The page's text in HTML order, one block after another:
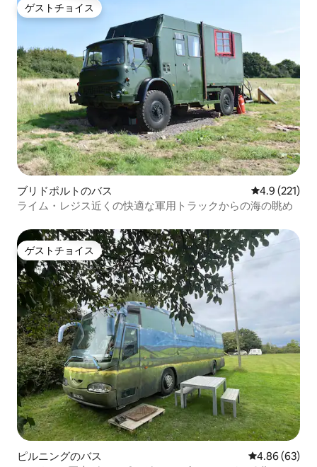
ゲストチョイス
ゲストチョイス
ブリドポルトのバス レビュー221
4.9 (221)
ライム・レジス近くの快適な軍用トラックからの海の眺め
ゲストチョイス
ゲストチョイス
ピルニングのバス レビュー63
4.86 (63)